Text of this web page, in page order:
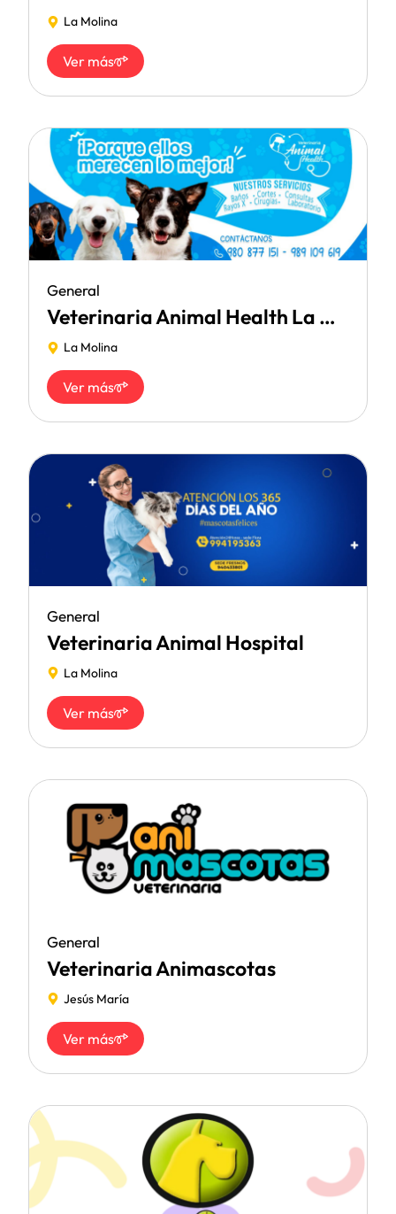
La Molina
Ver más
General
Veterinaria Animal Health La Molina
La Molina
Ver más
General
Veterinaria Animal Hospital
La Molina
Ver más
General
Veterinaria Animascotas
Jesús María
Ver más